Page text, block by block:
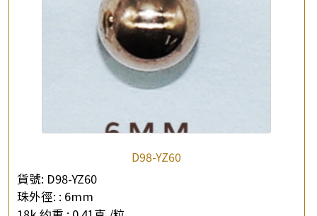
產品查詢
D98-YZ60
貨號: D98-YZ60
珠外徑: : 6mm